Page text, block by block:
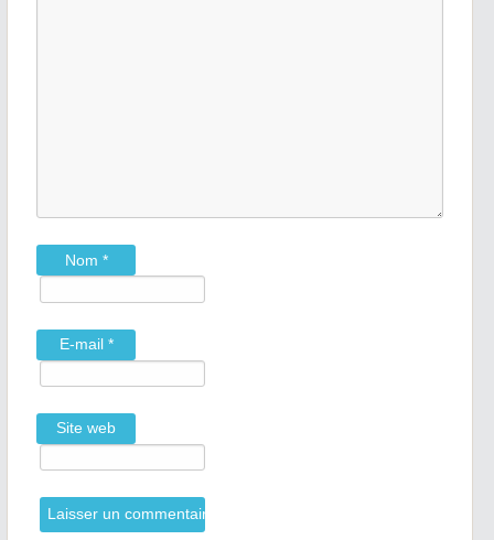
Nom *
E-mail *
Site web